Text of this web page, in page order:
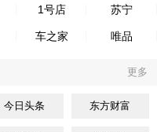
1号店 苏宁
车之家 唯品
更多
今日头条 东方财富